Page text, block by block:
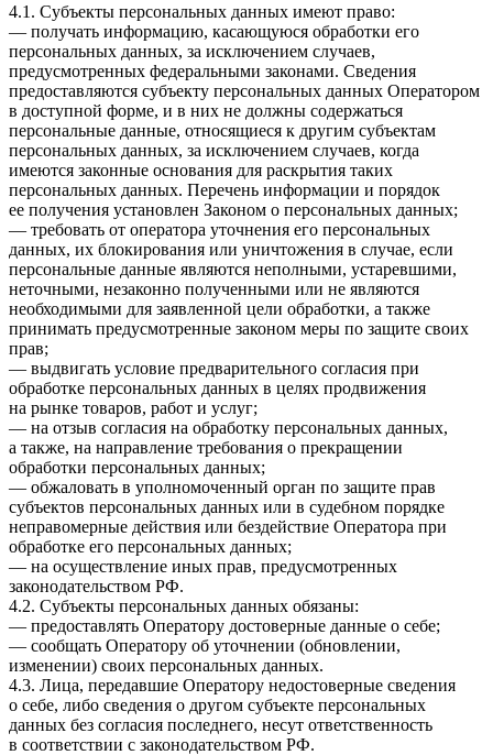
4.1. Субъекты персональных данных имеют право:
— получать информацию, касающуюся обработки его
персональных данных, за исключением случаев,
предусмотренных федеральными законами. Сведения
предоставляются субъекту персональных данных Оператором
в доступной форме, и в них не должны содержаться
персональные данные, относящиеся к другим субъектам
персональных данных, за исключением случаев, когда
имеются законные основания для раскрытия таких
персональных данных. Перечень информации и порядок
ее получения установлен Законом о персональных данных;
— требовать от оператора уточнения его персональных
данных, их блокирования или уничтожения в случае, если
персональные данные являются неполными, устаревшими,
неточными, незаконно полученными или не являются
необходимыми для заявленной цели обработки, а также
принимать предусмотренные законом меры по защите своих
прав;
— выдвигать условие предварительного согласия при
обработке персональных данных в целях продвижения
на рынке товаров, работ и услуг;
— на отзыв согласия на обработку персональных данных,
а также, на направление требования о прекращении
обработки персональных данных;
— обжаловать в уполномоченный орган по защите прав
субъектов персональных данных или в судебном порядке
неправомерные действия или бездействие Оператора при
обработке его персональных данных;
— на осуществление иных прав, предусмотренных
законодательством РФ.
4.2. Субъекты персональных данных обязаны:
— предоставлять Оператору достоверные данные о себе;
— сообщать Оператору об уточнении (обновлении,
изменении) своих персональных данных.
4.3. Лица, передавшие Оператору недостоверные сведения
о себе, либо сведения о другом субъекте персональных
данных без согласия последнего, несут ответственность
в соответствии с законодательством РФ.